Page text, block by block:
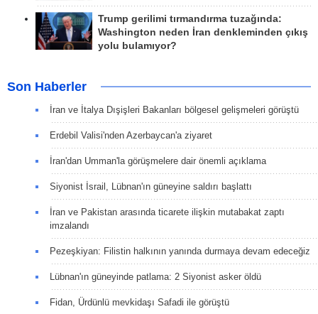
Trump gerilimi tırmandırma tuzağında:
Washington neden İran denkleminden çıkış
yolu bulamıyor?
Son Haberler
İran ve İtalya Dışişleri Bakanları bölgesel gelişmeleri görüştü
Erdebil Valisi'nden Azerbaycan'a ziyaret
İran'dan Umman'la görüşmelere dair önemli açıklama
Siyonist İsrail, Lübnan'ın güneyine saldırı başlattı
İran ve Pakistan arasında ticarete ilişkin mutabakat zaptı
imzalandı
Pezeşkiyan: Filistin halkının yanında durmaya devam edeceğiz
Lübnan'ın güneyinde patlama: 2 Siyonist asker öldü
Fidan, Ürdünlü mevkidaşı Safadi ile görüştü